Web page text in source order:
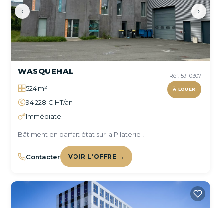
‹ ›
Réf. 59_0307
À LOUER
WASQUEHAL
524 m²
94 228 € HT/an
Immédiate
Bâtiment en parfait état sur la Pilaterie !
Contacter VOIR L'OFFRE →